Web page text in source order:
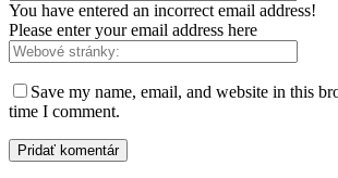
You have entered an incorrect email address!
Please enter your email address here
Save my name, email, and website in this
time I comment.